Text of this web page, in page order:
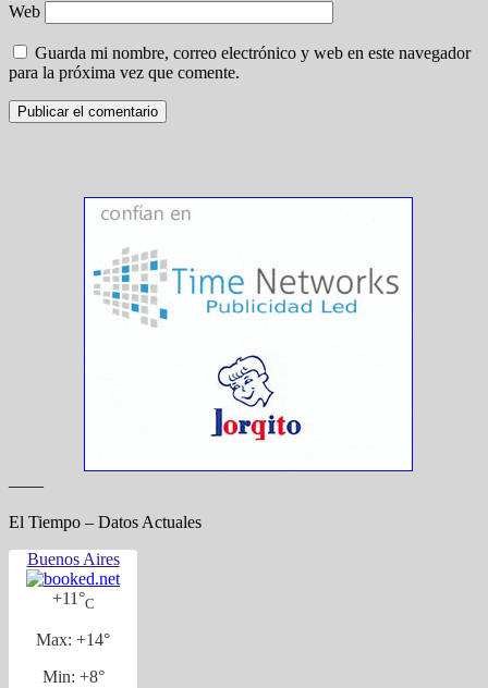
Web
Guarda mi nombre, correo electrónico y web en este navegador
para la próxima vez que comente.
——
El Tiempo – Datos Actuales
Buenos Aires
+11°C
Max: +14°
Min: +8°